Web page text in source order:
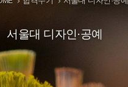
서울대 디자인·공예